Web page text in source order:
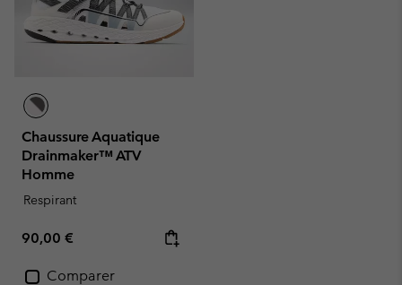
Chaussure Aquatique
Drainmaker™ ATV
Homme
Respirant
Regular price:
90,00 €
Comparer